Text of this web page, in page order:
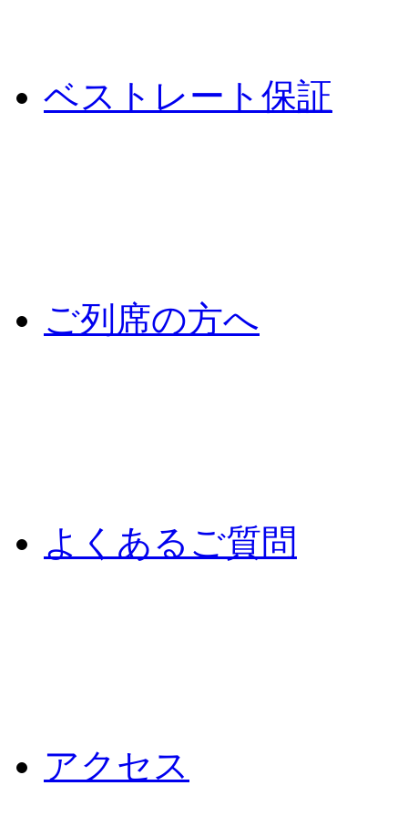
ベストレート保証
ご列席の方へ
よくあるご質問
アクセス